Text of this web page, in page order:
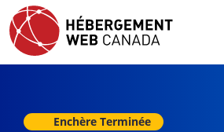
Enchère Terminée